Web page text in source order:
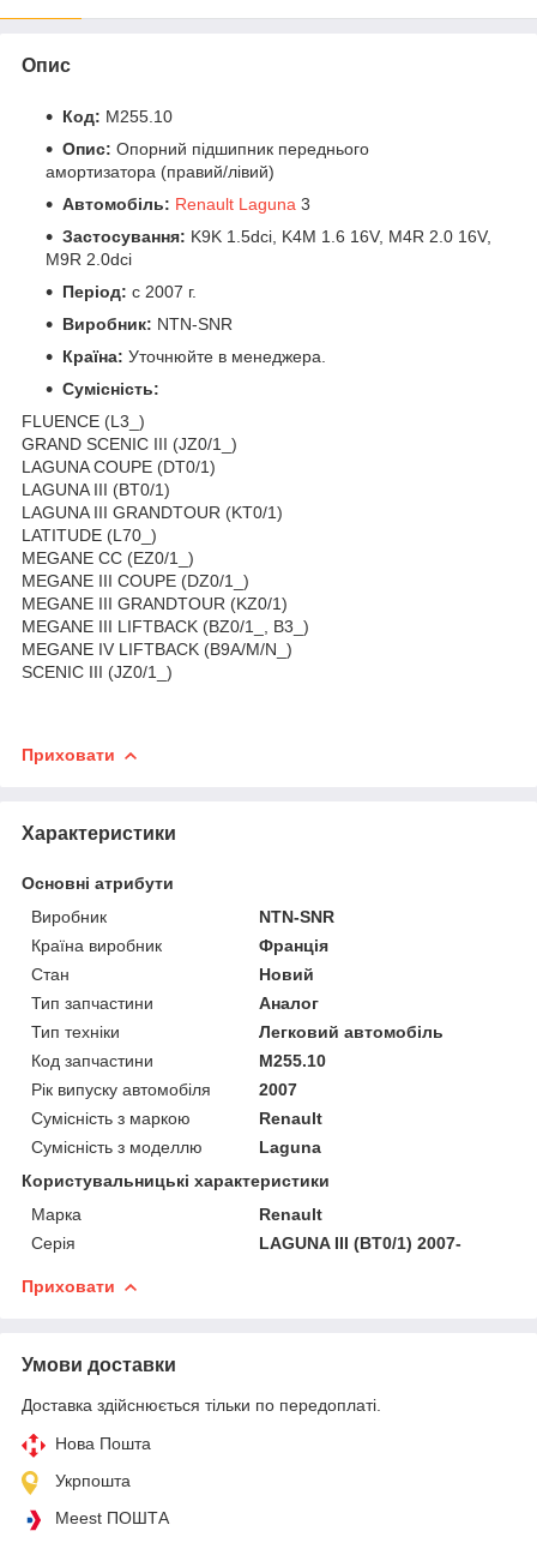
Опис
Код: M255.10
Опис: Опорний підшипник переднього
амортизатора (правий/лівий)
Автомобіль: Renault Laguna 3
Застосування: K9K 1.5dci, K4M 1.6 16V, M4R 2.0 16V,
M9R 2.0dci
Період: c 2007 г.
Виробник: NTN-SNR
Країна: Уточнюйте в менеджера.
Сумісність:
FLUENCE (L3_)
GRAND SCENIC III (JZ0/1_)
LAGUNA COUPE (DT0/1)
LAGUNA III (BT0/1)
LAGUNA III GRANDTOUR (KT0/1)
LATITUDE (L70_)
MEGANE CC (EZ0/1_)
MEGANE III COUPE (DZ0/1_)
MEGANE III GRANDTOUR (KZ0/1)
MEGANE III LIFTBACK (BZ0/1_, B3_)
MEGANE IV LIFTBACK (B9A/M/N_)
SCENIC III (JZ0/1_)
Приховати
Характеристики
Основні атрибути
Виробник
NTN-SNR
Країна виробник
Франція
Стан
Новий
Тип запчастини
Аналог
Тип техніки
Легковий автомобіль
Код запчастини
M255.10
Рік випуску автомобіля
2007
Сумісність з маркою
Renault
Сумісність з моделлю
Laguna
Користувальницькі характеристики
Марка
Renault
Серія
LAGUNA III (BT0/1) 2007-
Приховати
Умови доставки
Доставка здійснюється тільки по передоплаті.
Нова Пошта
Укрпошта
Meest ПОШТА